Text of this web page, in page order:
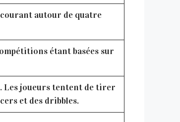
courant autour de quatre
étant basées sur
Les joueurs tentent de tirer
et des dribbles.